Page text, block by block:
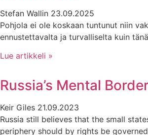
Stefan Wallin 23.09.2025
Pohjola ei ole koskaan tuntunut niin
ennustettavalta ja turvalliselta kuin
Lue artikkeli »
Russia’s Mental
Keir Giles 21.09.2023
Russia still believes that the small
periphery should by rights be